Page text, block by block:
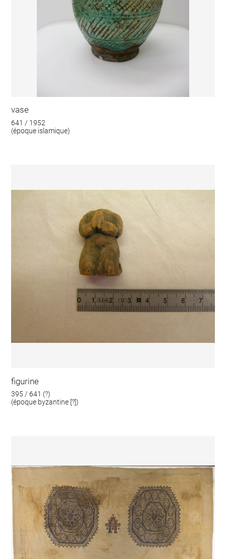
vase
641 / 1952
(époque islamique)
figurine
395 / 641 (?)
(époque byzantine [?])